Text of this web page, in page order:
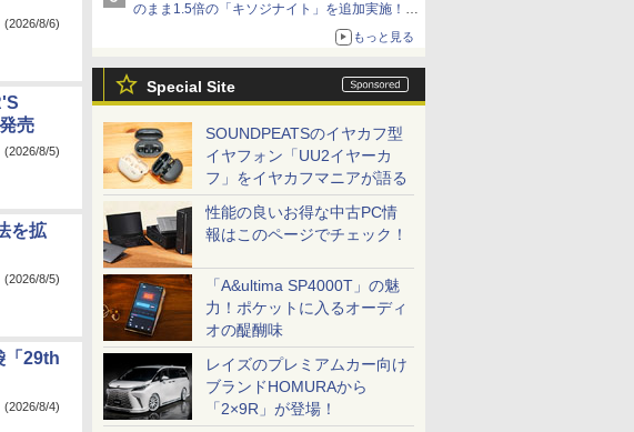
のまま1.5倍の「キソジナイト」を追加実施！
もっと見る
Special Site
SOUNDPEATSのイヤカフ型
イヤフォン「UU2イヤーカ
フ」をイヤカフマニアが語る
性能の良いお得な中古PC情
報はこのページでチェック！
「A&ultima SP4000T」の魅
力！ポケットに入るオーディ
オの醍醐味
レイズのプレミアムカー向け
ブランドHOMURAから
「2×9R」が登場！
(2026/8/6)
売
(2026/8/5)
を拡
(2026/8/5)
「29th
(2026/8/4)